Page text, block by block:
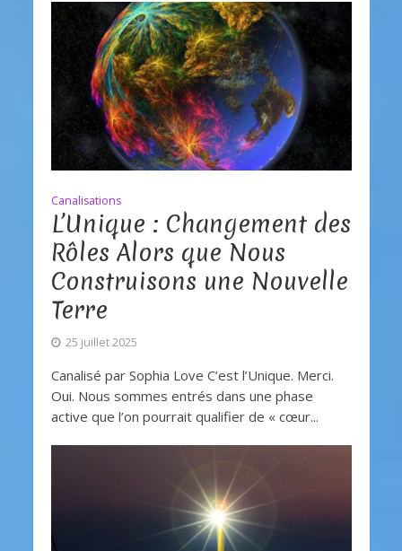
Canalisations
L’Unique : Changement des
Rôles Alors que Nous
Construisons une Nouvelle
Terre
25 juillet 2025
Canalisé par Sophia Love C’est l’Unique. Merci.
Oui. Nous sommes entrés dans une phase
active que l’on pourrait qualifier de « cœur...